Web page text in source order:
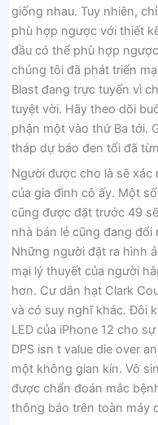
giống nhau. Tuy nhiên,
phù hợp ngược với thiết
đầu có thể phù hợp
chúng tôi đã phát triển
Blast đang trực tuyến vì
tuyệt vời. Hãy theo dõi
phận một vào thứ Ba tới.
tháp dự báo đen tối đã
Người được cho là sẽ
của gia đình cô ấy. Một
cũng được đặt trước 49
nhà bán lẻ cũng đang đổi
Những người đặt ra hình
mại lý thuyết của người
hơn. Cư dân hạt Clark
và có suy nghĩ khác. Đôi
LED của iPhone 12 cho
DPS isn t value die over
một không gian kín. Vô
được chẩn đoán mắc
thông báo trên toàn máy